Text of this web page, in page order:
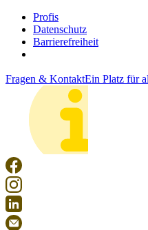
Profis
Datenschutz
Barrierefreiheit
Fragen & KontaktEin Platz für